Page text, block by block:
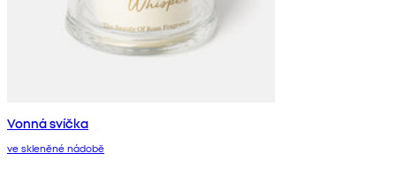
Vonná svíčka
ve skleněné nádobě